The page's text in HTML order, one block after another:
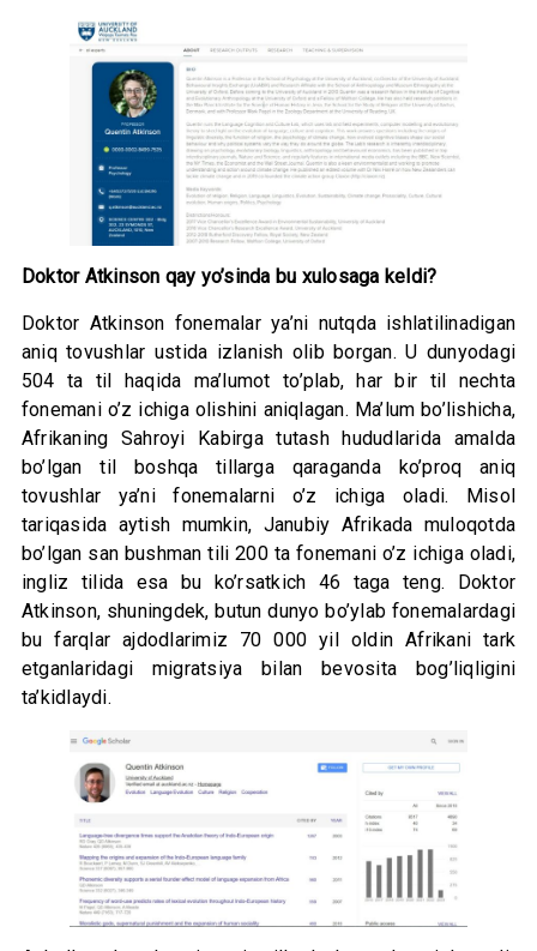
Doktor Atkinson qay yo’sinda bu xulosaga keldi?
Doktor Atkinson fonemalar ya’ni nutqda ishlatilinadigan
aniq tovushlar ustida izlanish olib borgan. U dunyodagi
504 ta til haqida ma’lumot to’plab, har bir til nechta
fonemani o’z ichiga olishini aniqlagan. Ma’lum bo’lishicha,
Afrikaning Sahroyi Kabirga tutash hududlarida amalda
bo’lgan til boshqa tillarga qaraganda ko’proq aniq
tovushlar ya’ni fonemalarni o’z ichiga oladi. Misol
tariqasida aytish mumkin, Janubiy Afrikada muloqotda
bo’lgan san bushman tili 200 ta fonemani o’z ichiga oladi,
ingliz tilida esa bu ko’rsatkich 46 taga teng. Doktor
Atkinson, shuningdek, butun dunyo bo’ylab fonemalardagi
bu farqlar ajdodlarimiz 70 000 yil oldin Afrikani tark
etganlaridagi migratsiya bilan bevosita bog’liqligini
ta’kidlaydi.